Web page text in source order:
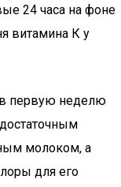
24 часа на фоне
витамина К у
в первую неделю
молоком, а
для его